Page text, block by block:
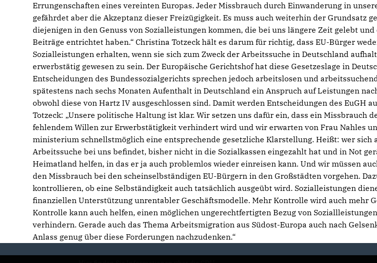
Errungenschaften eines vereinten Europas. Jeder Missbrauch durch Einwanderung in
gefährdet aber die Akzeptanz dieser Freizügigkeit. Es muss auch weiterhin der Grundsatz
diejenigen in den Genuss von Sozialleistungen kommen, die bei uns längere Zeit gelebt
Beiträge entrichtet haben.“ Christina Totzeck hält es darum für richtig, dass EU-Bürger
Sozialleistungen erhalten, wenn sie sich zum Zweck der Arbeitssuche in Deutschland
erwerbstätig gewesen zu sein. Der Europäische Gerichtshof hat diese Gesetzeslage in
Entscheidungen des Bundessozialgerichts sprechen jedoch arbeitslosen und
spätestens nach sechs Monaten Aufenthalt in Deutschland ein Anspruch auf Leistungen
obwohl diese von Hartz IV ausgeschlossen sind. Damit werden Entscheidungen des EuGH
Totzeck: „Unsere politische Haltung ist klar. Wir setzen uns dafür ein, dass ein Missbrauch
fehlendem Willen zur Erwerbstätigkeit verhindert wird und wir erwarten von Frau Nahles
ministerium schnellstmöglich eine entsprechende gesetzliche Klarstellung. Heißt: wer sich
Arbeitssuche bei uns befindet, bisher nicht in die Sozialkassen eingezahlt hat und in Not
Heimatland helfen, in das er ja auch problemlos wieder einreisen kann. Und wir müssen
den Missbrauch bei den scheinselbständigen EU-Bürgern in den Großstädten vorgehen.
kontrollieren, ob eine Selbständigkeit auch tatsächlich ausgeübt wird. Sozialleistungen
finanziellen Unterstützung unrentabler Geschäftsmodelle. Mehr Kontrolle wird auch mehr
Kontrolle kann auch helfen, einen möglichen ungerechtfertigten Bezug von
verhindern. Gerade auch das Thema Arbeitsmigration aus Südost-Europa auch nach
Anlass genug über diese Forderungen nachzudenken.“